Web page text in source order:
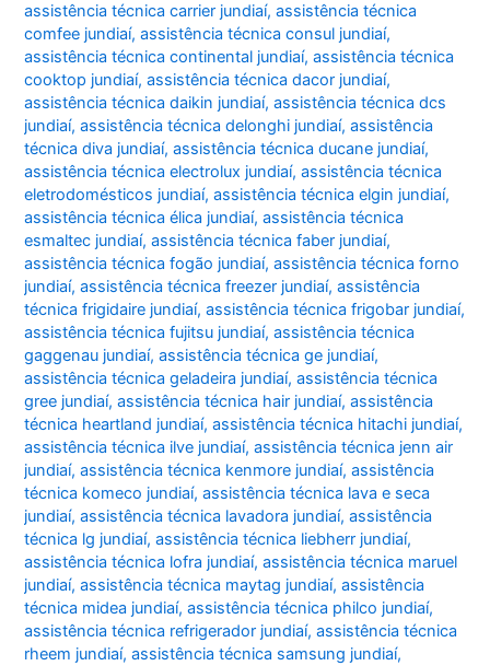
assistência técnica carrier jundiaí,assistência técnica
comfee jundiaí,assistência técnica consul jundiaí,
assistência técnica continental jundiaí,assistência técnica
cooktop jundiaí,assistência técnica dacor jundiaí,
assistência técnica daikin jundiaí,assistência técnica dcs
jundiaí,assistência técnica delonghi jundiaí,assistência
técnica diva jundiaí,assistência técnica ducane jundiaí,
assistência técnica electrolux jundiaí,assistência técnica
eletrodomésticos jundiaí,assistência técnica elgin jundiaí,
assistência técnica élica jundiaí,assistência técnica
esmaltec jundiaí,assistência técnica faber jundiaí,
assistência técnica fogão jundiaí,assistência técnica forno
jundiaí,assistência técnica freezer jundiaí,assistência
técnica frigidaire jundiaí,assistência técnica frigobar jundiaí,
assistência técnica fujitsu jundiaí,assistência técnica
gaggenau jundiaí,assistência técnica ge jundiaí,
assistência técnica geladeira jundiaí,assistência técnica
gree jundiaí,assistência técnica hair jundiaí,assistência
técnica heartland jundiaí,assistência técnica hitachi jundiaí,
assistência técnica ilve jundiaí,assistência técnica jenn air
jundiaí,assistência técnica kenmore jundiaí,assistência
técnica komeco jundiaí,assistência técnica lava e seca
jundiaí,assistência técnica lavadora jundiaí,assistência
técnica lg jundiaí,assistência técnica liebherr jundiaí,
assistência técnica lofra jundiaí,assistência técnica maruel
jundiaí,assistência técnica maytag jundiaí,assistência
técnica midea jundiaí,assistência técnica philco jundiaí,
assistência técnica refrigerador jundiaí,assistência técnica
rheem jundiaí,assistência técnica samsung jundiaí,